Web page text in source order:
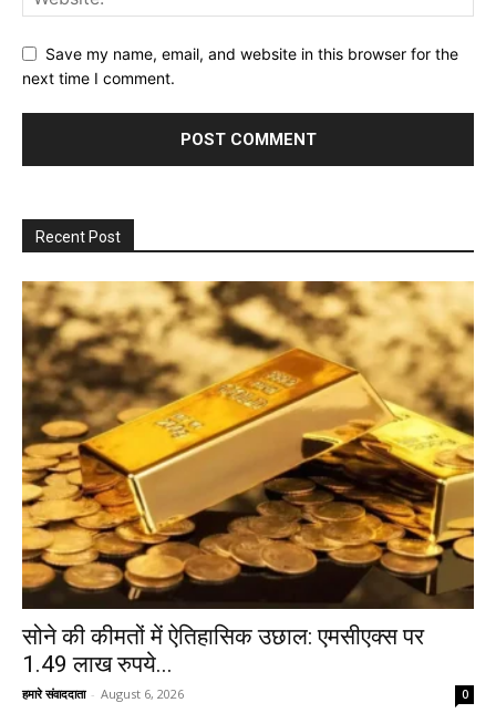
Save my name, email, and website in this browser for the
next time I comment.
Recent Post
सोने की कीमतों में ऐतिहासिक उछाल: एमसीएक्स पर
1.49 लाख रुपये...
हमारे संवाददाता - August 6, 2026 0